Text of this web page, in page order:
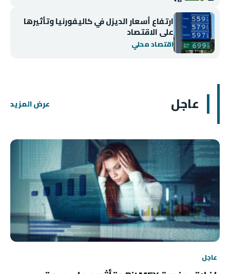
ارتفاع أسعار الديزل في كاليفورنيا وتأثيرها
على الاقتصاد
اقتصاد محلي
عاجل عرض المزيد
عاجل